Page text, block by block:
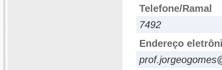
Telefone/Ramal
7492
Endereço